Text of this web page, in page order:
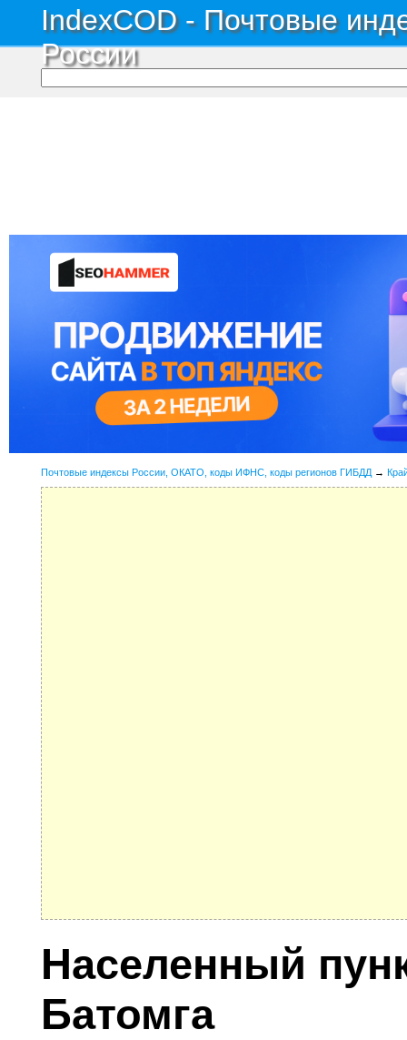
IndexCOD - Почтовые
России
Почтовые индексы России, ОКАТО, коды ИФНС, коды регионов ГИБДД →
Населенный
Батомга